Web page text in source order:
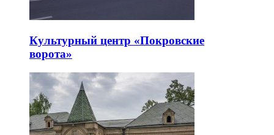
Культурный центр «Покровские
ворота»